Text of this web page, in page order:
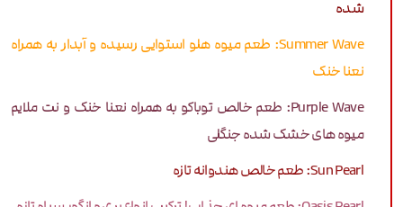
شده
Summer Wave: طعم میوه هلو استوایی رسیده و آبدار به همراه
نعنا خنک
Purple Wave: طعم خالص توباکو به همراه نعنا خنک و نت ملایم
میوه های خشک شده جنگلی
Sun Pearl: طعم خالص هندوانه تازه